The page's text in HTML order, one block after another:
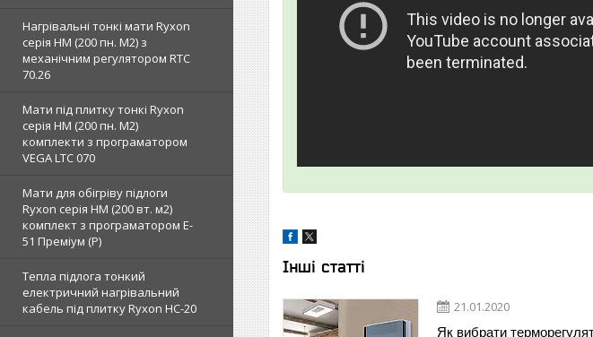
Нагрівальні тонкі мати Ryxon
серія НМ (200 пн. М2) з
механічним регулятором RTC
70.26
Мати під плитку тонкі Ryxon
серія НМ (200 пн. М2)
комплекти з програматором
VEGA LTC 070
Мати для обігріву підлоги
Ryxon серія НМ (200 вт. м2)
комплект з програматором E-
51 Преміум (Р)
Тепла підлога тонкий
електричний нагрівальний
кабель під плитку Ryxon HC-20
Інші статті
21.01.2020
Як вибрати